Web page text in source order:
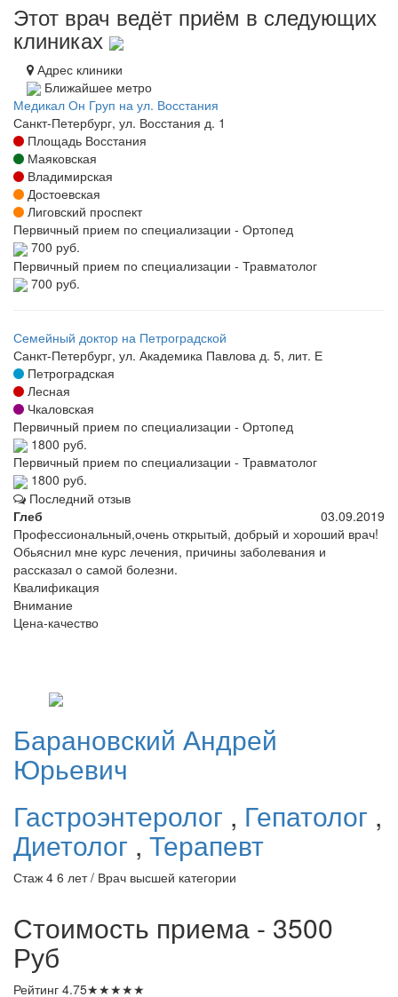
Этот врач ведёт приём в следующих
клиниках
Адрес клиники
Ближайшее метро
Медикал Он Груп на ул. Восстания
Санкт-Петербург, ул. Восстания д. 1
Площадь Восстания
Маяковская
Владимирская
Достоевская
Лиговский проспект
Первичный прием по специализации - Ортопед
700 руб.
Первичный прием по специализации - Травматолог
700 руб.
Семейный доктор на Петроградской
Санкт-Петербург, ул. Академика Павлова д. 5, лит. Е
Петроградская
Лесная
Чкаловская
Первичный прием по специализации - Ортопед
1800 руб.
Первичный прием по специализации - Травматолог
1800 руб.
Последний отзыв
Глеб
03.09.2019
Профессиональный,очень открытый, добрый и хороший врач!
Обьяснил мне курс лечения, причины заболевания и
рассказал о самой болезни.
Квалификация
Внимание
Цена-качество
Барановский Андрей
Юрьевич
Гастроэнтеролог , Гепатолог ,
Диетолог , Терапевт
Стаж 4 6 лет / Врач высшей категории
Стоимость приема - 3500
Руб
Рейтинг 4.75★★★★★